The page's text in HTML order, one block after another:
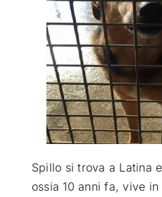
CHI SIAMO
RUBRICHE
SEMPRE CON ME
Spillo si trova a Latina
ossia 10 anni fa, vive in